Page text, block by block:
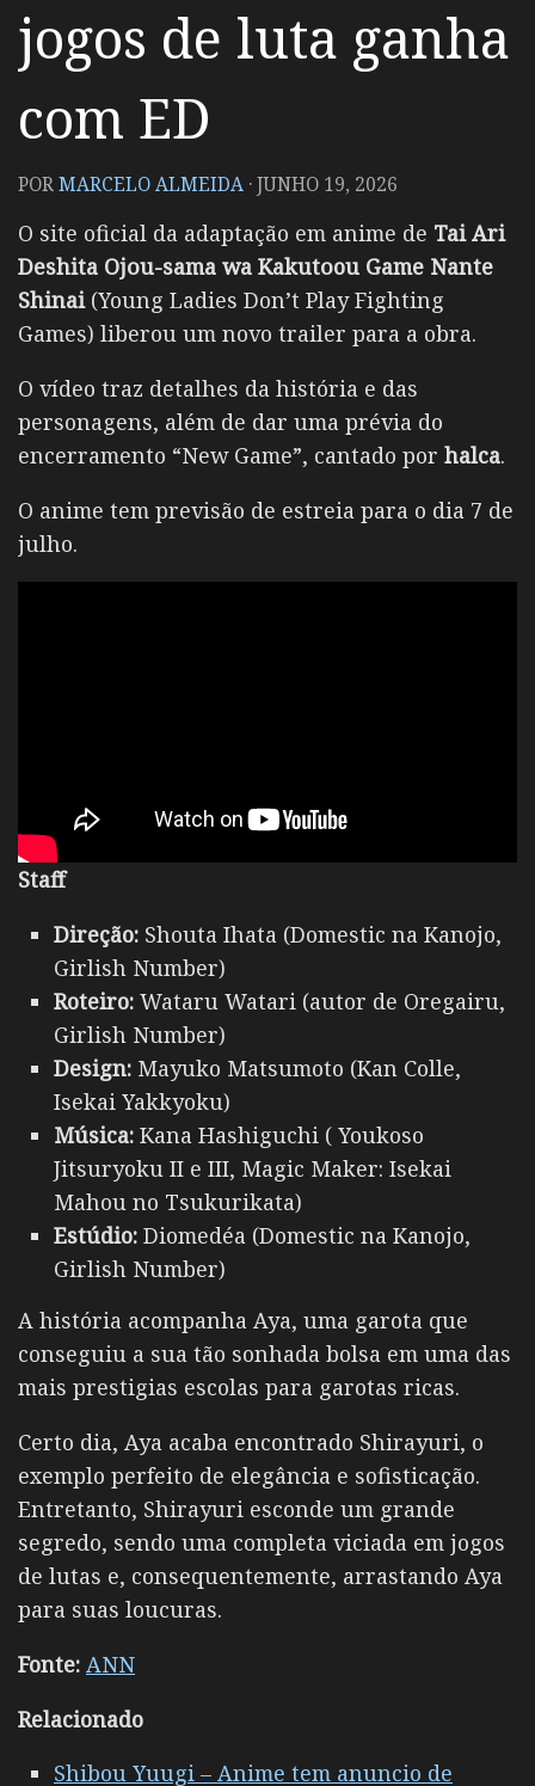
jogos de luta ganha
com ED
PORMARCELO ALMEIDA ·JUNHO 19, 2026
O site oficial da adaptação em anime de Tai Ari
Deshita Ojоu-sama wa Kakutоou Game Nante
Shinai(Young Ladies Don’t Play Fighting
Games) liberou um novo trailer para a obra.
O vídeo traz detalhes da história e das
personagens, além de dar uma prévia do
encerramento “New Game”, cantado por halca.
O anime tem previsão de estreia para o dia 7 de
julho.
Staff
Direção: Shouta Ihata (Domestic na Kanojo,
Girlish Number)
Roteiro: Wataru Watari (autor de Oregairu,
Girlish Number)
Design: Mayuko Matsumoto (Kan Colle,
Isekai Yakkyoku)
Música: Kana Hashiguchi ( Youkoso
Jitsuryoku II e III, Magic Maker: Isekai
Mahou no Tsukurikata)
Estúdio: Diomedéa (Domestic na Kanojo,
Girlish Number)
A história acompanha Aya, uma garota que
conseguiu a sua tão sonhada bolsa em uma das
mais prestigias escolas para garotas ricas.
Certo dia, Aya acaba encontrado Shirayuri, o
exemplo perfeito de elegância e sofisticação.
Entretanto, Shirayuri esconde um grande
segredo, sendo uma completa viciada em jogos
de lutas e, consequentemente, arrastando Aya
para suas loucuras.
Fonte: ANN
Relacionado
Shibou Yuugi – Anime tem anuncio de